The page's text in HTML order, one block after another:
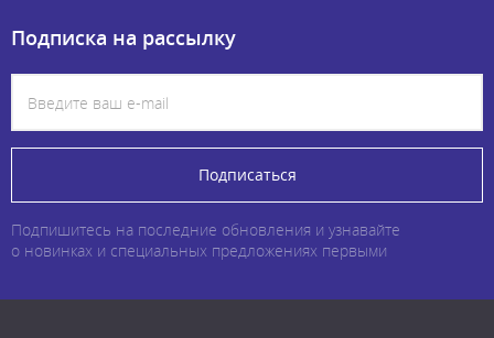
Подписка на рассылку
Подписаться
Подпишитесь на последние обновления и узнавайте
о новинках и специальных предложениях первыми